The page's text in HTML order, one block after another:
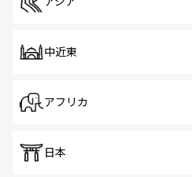
中近東
アフリカ
日本